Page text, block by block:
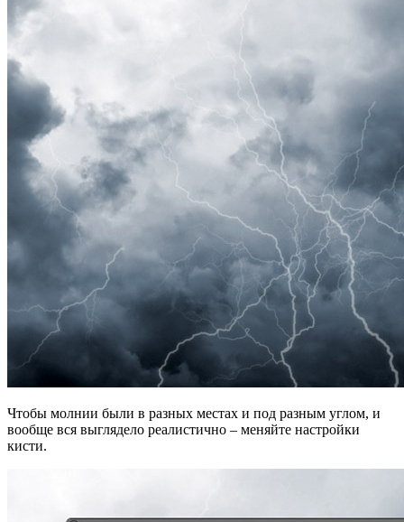
Чтобы молнии были в разных местах и под разным углом, и
вообще вся выглядело реалистично – меняйте настройки
кисти.